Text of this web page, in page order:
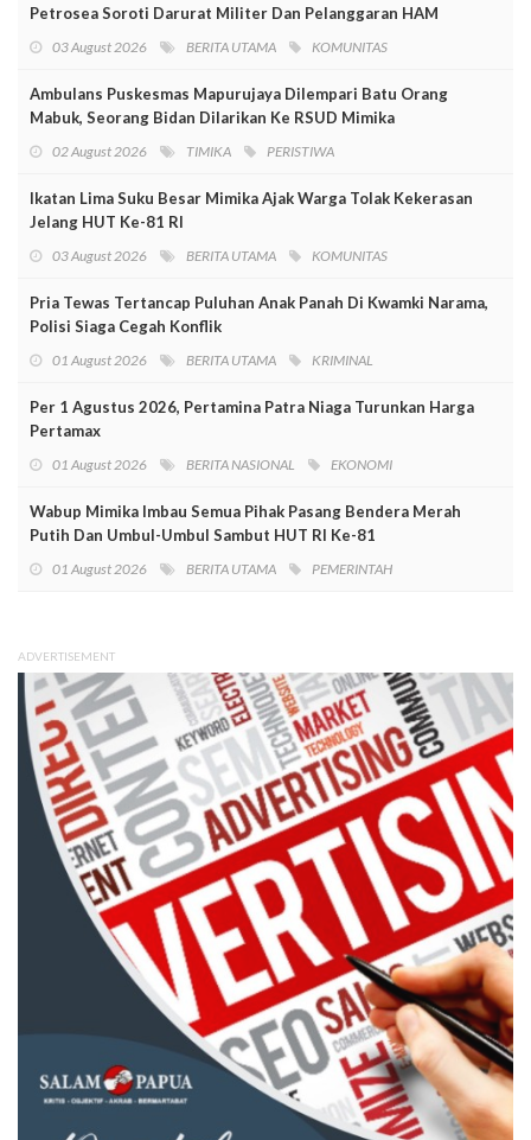
Petrosea Soroti Darurat Militer Dan Pelanggaran HAM
03 August 2026 BERITA UTAMA KOMUNITAS
Ambulans Puskesmas Mapurujaya Dilempari Batu Orang
Mabuk, Seorang Bidan Dilarikan Ke RSUD Mimika
02 August 2026 TIMIKA PERISTIWA
Ikatan Lima Suku Besar Mimika Ajak Warga Tolak Kekerasan
Jelang HUT Ke-81 RI
03 August 2026 BERITA UTAMA KOMUNITAS
Pria Tewas Tertancap Puluhan Anak Panah Di Kwamki Narama,
Polisi Siaga Cegah Konflik
01 August 2026 BERITA UTAMA KRIMINAL
Per 1 Agustus 2026, Pertamina Patra Niaga Turunkan Harga
Pertamax
01 August 2026 BERITA NASIONAL EKONOMI
Wabup Mimika Imbau Semua Pihak Pasang Bendera Merah
Putih Dan Umbul-Umbul Sambut HUT RI Ke-81
01 August 2026 BERITA UTAMA PEMERINTAH
ADVERTISEMENT